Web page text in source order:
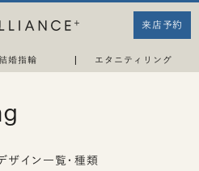
来店予約
婚指輪 | エタニティリング
ザイン一覧・種類